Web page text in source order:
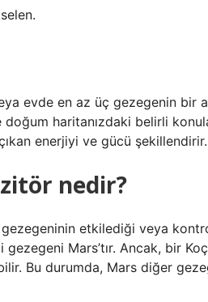
evde en az üç gezegenin bir
haritanızdaki belirli
enerjiyi ve gücü şekillendirir.
nedir?
etkilediği veya
Mars’tır. Ancak, bir
Bu durumda, Mars diğer